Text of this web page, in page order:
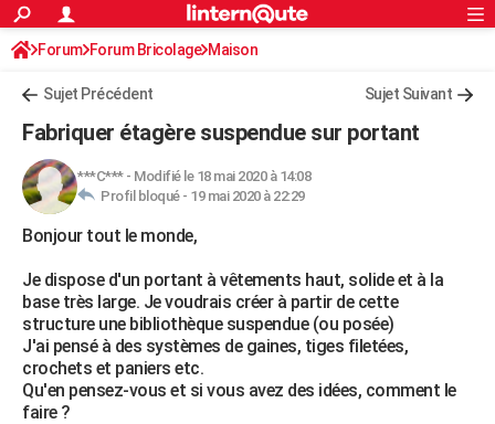
ACTUALITÉS
Politique
Société
Faits Divers
Education
Monde
Villes
+
FINANCE
Retraite
Impôts
Epargne
Immobilier
Risques naturels par ville
Banque
Assurance
Crédit
AUTO
Essais
Réserver un essai
Citadines
Berlines
SUV
Forum auto
+HIGH-TECH
Mobiles
Meilleur smartphone
Internet
Ordinateurs
Jeux vidéo
Guide high-tech
+BRICOLAGE
Forum
Aménagement intérieur
Extérieur
Cuisine
Salle de bains
Jardinage
Rangement
WEEK-END
Guides de France
Escapades
Patrimoine
Expositions
Musées
Week-end nature
+LIFESTYLE
S'inscrire
Connexion
Forum Forum Bricolage Maison
Sujet Précédent Sujet Suivant
Fabriquer étagère suspendue sur portant
***C***- Modifié le 18 mai 2020 à 14:08
Profil bloqué - 19 mai 2020 à 22:29
Bonjour tout le monde,
Je dispose d'un portant à vêtements haut, solide et à la
base très large. Je voudrais créer à partir de cette
structure une bibliothèque suspendue (ou posée)
J'ai pensé à des systèmes de gaines, tiges filetées,
crochets et paniers etc.
Qu'en pensez-vous et si vous avez des idées, comment le
faire ?